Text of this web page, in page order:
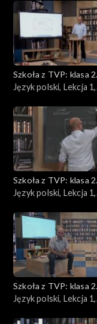
Szkoła z TVP: klasa 2
ponadpodstawowa
Język polski, Lekcja 1,
Szkoła z TVP: klasa 2
ponadpodstawowa
Język polski, Lekcja 1,
Szkoła z TVP: klasa 2
ponadpodstawowa
Język polski, Lekcja 1,